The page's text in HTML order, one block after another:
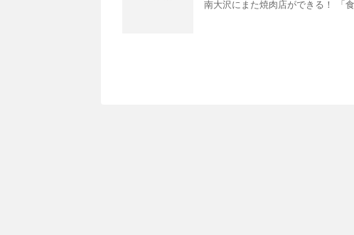
南大沢にまた焼肉店ができる！ 「